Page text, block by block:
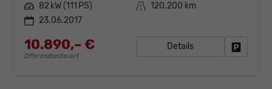
Leistung 82 kW (111 PS) Kilometerstand 120.200 km
23.06.2017
10.890,– €
Differenzbesteuert
Details